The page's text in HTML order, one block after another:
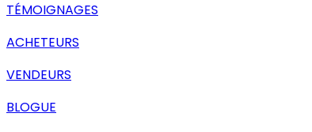
TÉMOIGNAGES
ACHETEURS
VENDEURS
BLOGUE